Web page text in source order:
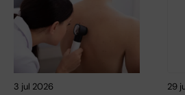
3 jul 2026 29